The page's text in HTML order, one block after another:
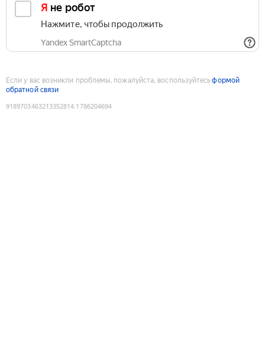
Я не робот
Нажмите, чтобы продолжить
Yandex SmartCaptcha
Если у вас возникли проблемы, пожалуйста, воспользуйтесьформой
обратной связи
9189703463213352814:1786204694